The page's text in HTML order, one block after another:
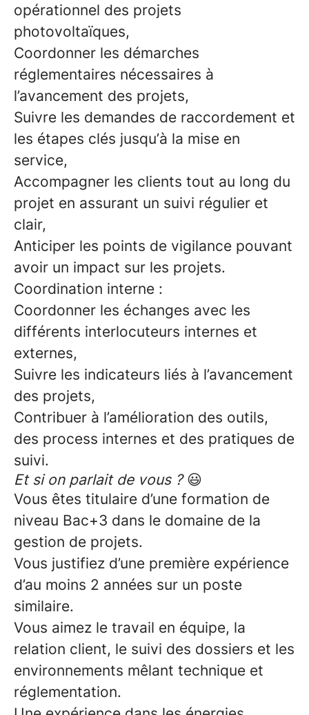
opérationnel des projets
photovoltaïques,
Coordonner les démarches
réglementaires nécessaires à
l’avancement des projets,
Suivre les demandes de raccordement et
les étapes clés jusqu’à la mise en
service,
Accompagner les clients tout au long du
projet en assurant un suivi régulier et
clair,
Anticiper les points de vigilance pouvant
avoir un impact sur les projets.
Coordination interne :
Coordonner les échanges avec les
différents interlocuteurs internes et
externes,
Suivre les indicateurs liés à l’avancement
des projets,
Contribuer à l’amélioration des outils,
des process internes et des pratiques de
suivi.
Et si on parlait de vous ? 😃
Vous êtes titulaire d’une formation de
niveau Bac+3 dans le domaine de la
gestion de projets.
Vous justifiez d’une première expérience
d’au moins 2 années sur un poste
similaire.
Vous aimez le travail en équipe, la
relation client, le suivi des dossiers et les
environnements mêlant technique et
réglementation.